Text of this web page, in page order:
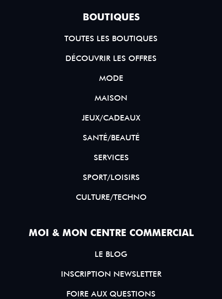
BOUTIQUES
TOUTES LES BOUTIQUES
DÉCOUVRIR LES OFFRES
MODE
MAISON
JEUX/CADEAUX
SANTÉ/BEAUTÉ
SERVICES
SPORT/LOISIRS
CULTURE/TECHNO
MOI & MON CENTRE COMMERCIAL
LE BLOG
INSCRIPTION NEWSLETTER
FOIRE AUX QUESTIONS